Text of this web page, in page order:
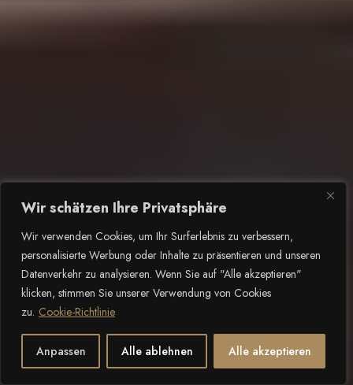
Wir schätzen Ihre Privatsphäre
Wir verwenden Cookies, um Ihr Surferlebnis zu verbessern,
personalisierte Werbung oder Inhalte zu präsentieren und unseren
Datenverkehr zu analysieren. Wenn Sie auf "Alle akzeptieren"
klicken, stimmen Sie unserer Verwendung von Cookies
zu. Cookie-Richtlinie
Anpassen Alle ablehnen Alle akzeptieren